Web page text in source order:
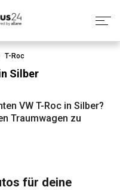
T-Roc
Silber
VW T-Roc in Silber?
Traumwagen zu
für deine